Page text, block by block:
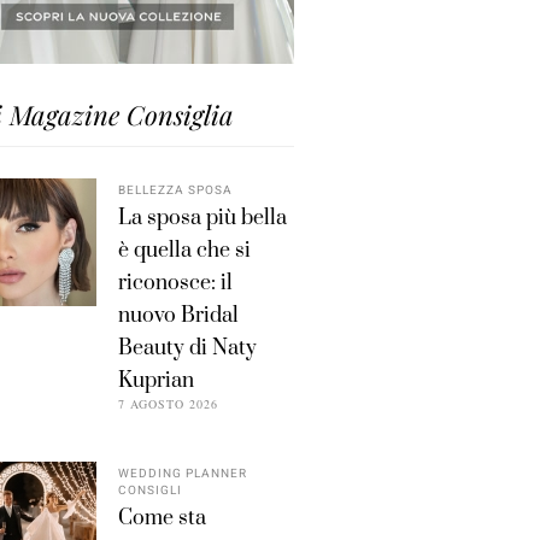
Magazine Consiglia
BELLEZZA SPOSA
La sposa più bella
è quella che si
riconosce: il
nuovo Bridal
Beauty di Naty
Kuprian
7 AGOSTO 2026
WEDDING PLANNER
CONSIGLI
Come sta